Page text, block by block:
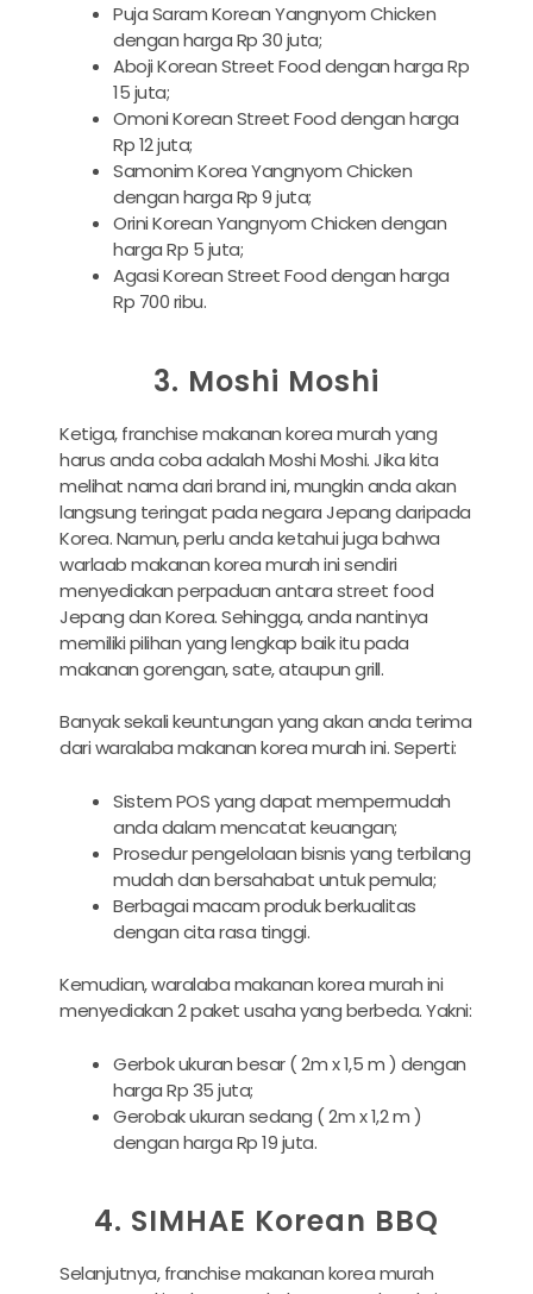
Puja Saram Korean Yangnyom Chicken
dengan harga Rp 30 juta;
Aboji Korean Street Food dengan harga Rp
15 juta;
Omoni Korean Street Food dengan harga
Rp 12 juta;
Samonim Korea Yangnyom Chicken
dengan harga Rp 9 juta;
Orini Korean Yangnyom Chicken dengan
harga Rp 5 juta;
Agasi Korean Street Food dengan harga
Rp 700 ribu.
3. Moshi Moshi
Ketiga, franchise makanan korea murah yang
harus anda coba adalah Moshi Moshi. Jika kita
melihat nama dari brand ini, mungkin anda akan
langsung teringat pada negara Jepang daripada
Korea. Namun, perlu anda ketahui juga bahwa
warlaab makanan korea murah ini sendiri
menyediakan perpaduan antara street food
Jepang dan Korea. Sehingga, anda nantinya
memiliki pilihan yang lengkap baik itu pada
makanan gorengan, sate, ataupun grill.
Banyak sekali keuntungan yang akan anda terima
dari waralaba makanan korea murah ini. Seperti:
Sistem POS yang dapat mempermudah
anda dalam mencatat keuangan;
Prosedur pengelolaan bisnis yang terbilang
mudah dan bersahabat untuk pemula;
Berbagai macam produk berkualitas
dengan cita rasa tinggi.
Kemudian, waralaba makanan korea murah ini
menyediakan 2 paket usaha yang berbeda. Yakni:
Gerbok ukuran besar ( 2m x 1,5 m ) dengan
harga Rp 35 juta;
Gerobak ukuran sedang ( 2m x 1,2 m )
dengan harga Rp 19 juta.
4. SIMHAE Korean BBQ
Selanjutnya, franchise makanan korea murah